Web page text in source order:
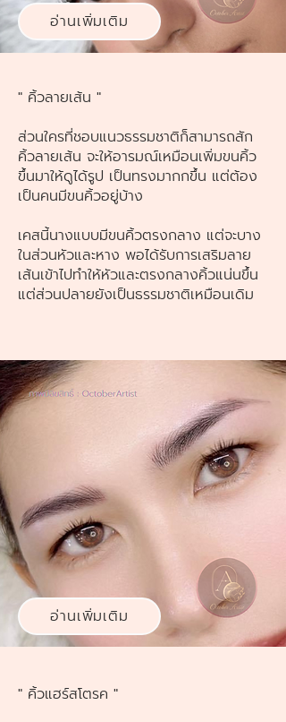
อ่านเพิ่มเติม
" คิ้วลายเส้น "
ส่วนใครที่ชอบแนวธรรมชาติก็สามารถสัก
คิ้วลายเส้น จะให้อารมณ์เหมือนเพิ่มขนคิ้ว
ขึ้นมาให้ดูได้รูป เป็นทรงมากกขึ้น แต่ต้อง
เป็นคนมีขนคิ้วอยู่บ้าง
เคสนี้นางแบบมีขนคิ้วตรงกลาง แต่จะบาง
ในส่วนหัวและหาง พอได้รับการเสริมลาย
เส้นเข้าไปทำให้หัวและตรงกลางคิ้วแน่นขึ้น
แต่ส่วนปลายยังเป็นธรรมชาติเหมือนเดิม
อ่านเพิ่มเติม
" คิ้วแฮร์สโตรค "